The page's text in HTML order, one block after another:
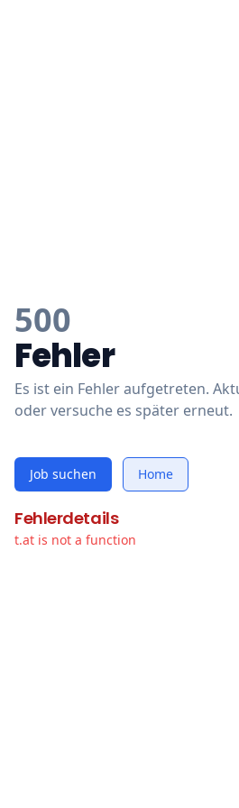
500
Fehler
Es ist ein Fehler aufgetreten.
oder versuche es später erneut.
Job suchen Home
Fehlerdetails
t.at is not a function